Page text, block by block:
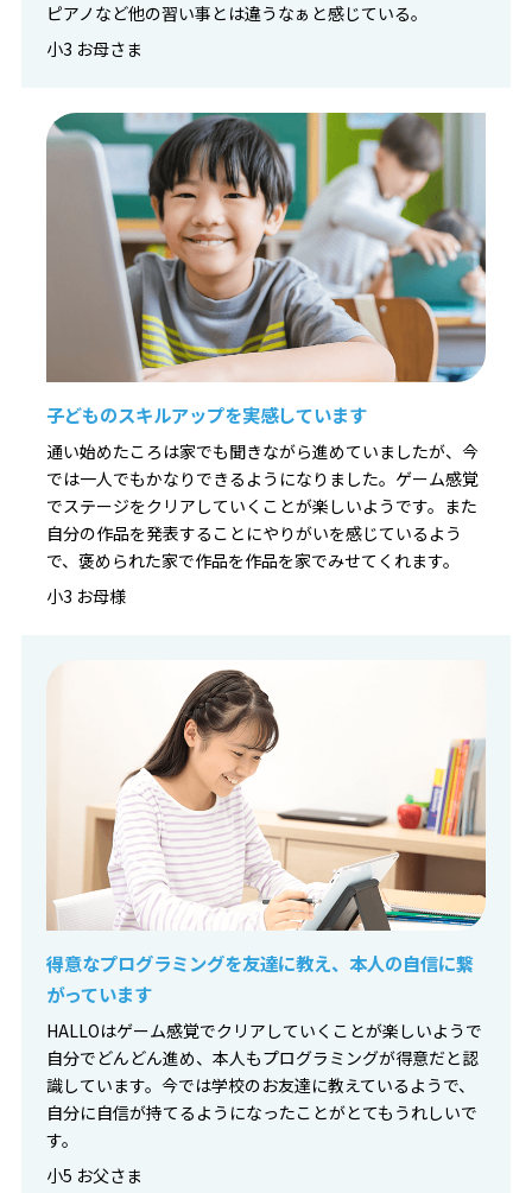
ピアノなど他の習い事とは違うなぁと感じている。
小3 お母さま
子どものスキルアップを実感しています
通い始めたころは家でも聞きながら進めていましたが、今
では一人でもかなりできるようになりました。ゲーム感覚
でステージをクリアしていくことが楽しいようです。また
自分の作品を発表することにやりがいを感じているよう
で、褒められた家で作品を作品を家でみせてくれます。
小3 お母様
得意なプログラミングを友達に教え、本人の自信に繋
がっています
HALLOはゲーム感覚でクリアしていくことが楽しいようで
自分でどんどん進め、本人もプログラミングが得意だと認
識しています。今では学校のお友達に教えているようで、
自分に自信が持てるようになったことがとてもうれしいで
す。
小5 お父さま